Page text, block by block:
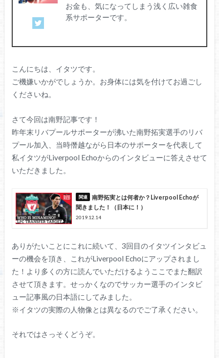
お金も、気になってしまう浅く広い雑食
系サポーターです。
こんにちは、イタツです。
ご機嫌いかがでしょうか。お身体には気を付けてお過ごし
くださいね。
さて今回は南野記事です！
昨年末リバプールサポーターが沸いた南野拓実選手のリバ
プール加入、当時僭越ながら日本のサポーターを代表して
私イタツがLiverpool Echoからのインタビューに答えさせて
いただきました。
南野拓実とは何者か？Liverpool Echoが
聞きました！（日本に！）
2019.12.14
ありがたいことにこれに続いて、3回目のイタツインタビュ
ーの機会を頂き、これがLiverpool Echoにアップされまし
た！より多くの方に読んでいただけるようここでまた翻訳
させて頂きます。せっかくなのでサッカー選手のインタビ
ュー記事風の日本語にしてみました。
※イタツの実際の人物像とは異なるのでご了承ください。
それではさっそくどうぞ。